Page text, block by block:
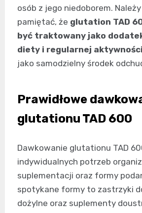
osób z jego niedoborem.
pamiętać, że glutation TAD
być traktowany jako
diety i regularnej
jako samodzielny środek
Prawidłowe
glutationu TAD 600
Dawkowanie glutationu TAD
indywidualnych potrzeb
suplementacji oraz formy
spotykane formy to zastrzyki
dożylne oraz suplementy